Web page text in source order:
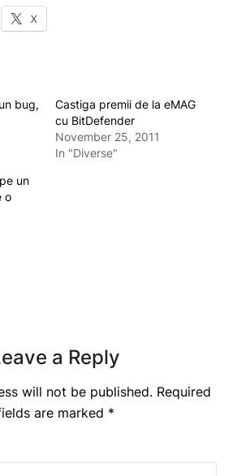
X
bug,
Castiga premii de la eMAG
cu BitDefender
November 25, 2011
In "Diverse"
un
o
a Reply
will not be published. Required
are marked *